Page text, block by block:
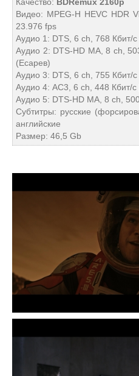
Видео: MPEG-H HEVC HDR
23.976 fps
Аудио 1: DTS, 6 ch, 768 Кбит/
Аудио 2: DTS-HD MA, 8 ch,
(Есарев)
Аудио 3: DTS, 6 ch, 755 Кбит/
Аудио 4: AC3, 6 ch, 448 Кбит/с
Аудио 5: DTS-HD MA, 8 ch,
Субтитры: русские
английские
Размер: 46,5 Gb